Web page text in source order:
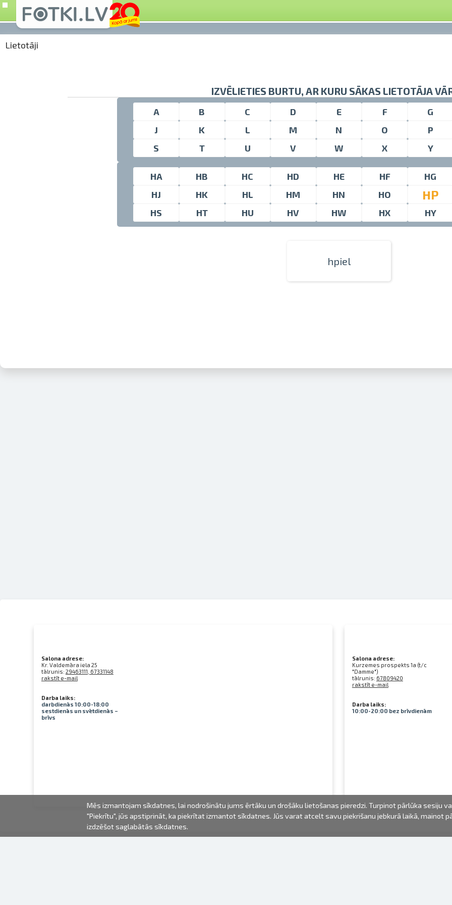
Izdrukas 1h laikā Rīgā – pasūtiet
Lietotāji
IZVĒLIETIES BURTU, AR KURU SĀKAS LIETOTĀJA
A B C D E F G
J
K L M N O P
S
T U V W X Y
HA HB HC HD HE HF HG
HJ
HK HL HM HN HO HP
HS
HT HU HV HW HX HY
hpiel
Salona adrese:
Kr. Valdemāra iela 25
tālrunis: 29463111, 67331148
rakstīt e-mail
Darba laiks:
darbdienās 10:00-18:00
sestdienās un svētdienās –
brīvs
Salona adrese:
Kurzemes prospekts 1a (t/c
"Damme")
tālrunis: 67809420
rakstīt e-mail
Darba laiks:
10:00-20:00 bez brīvdienām
Mēs izmantojam sīkdatnes, lai nodrošinātu jums ērtāku un drošāku lietošanas pieredzi. Turpinot pārlūka sesiju
"Piekrītu", jūs apstiprināt, ka piekrītat izmantot sīkdatnes. Jūs varat atcelt savu piekrišanu jebkurā laikā, mainot
izdzēšot saglabātās sīkdatnes.